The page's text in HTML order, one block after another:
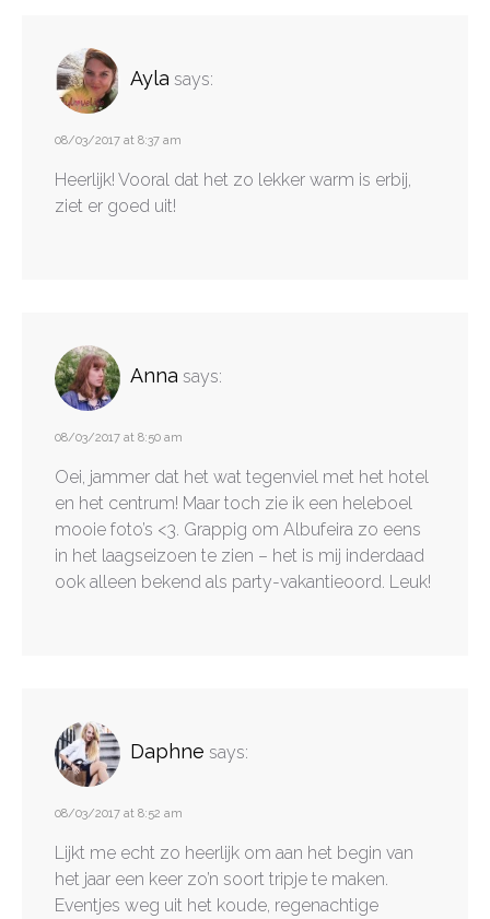
Ayla says:
08/03/2017 at 8:37 am
Heerlijk! Vooral dat het zo lekker warm is erbij,
ziet er goed uit!
Anna says:
08/03/2017 at 8:50 am
Oei, jammer dat het wat tegenviel met het hotel
en het centrum! Maar toch zie ik een heleboel
mooie foto’s <3. Grappig om Albufeira zo eens
in het laagseizoen te zien – het is mij inderdaad
ook alleen bekend als party-vakantieoord. Leuk!
Daphne says:
08/03/2017 at 8:52 am
Lijkt me echt zo heerlijk om aan het begin van
het jaar een keer zo’n soort tripje te maken.
Eventjes weg uit het koude, regenachtige